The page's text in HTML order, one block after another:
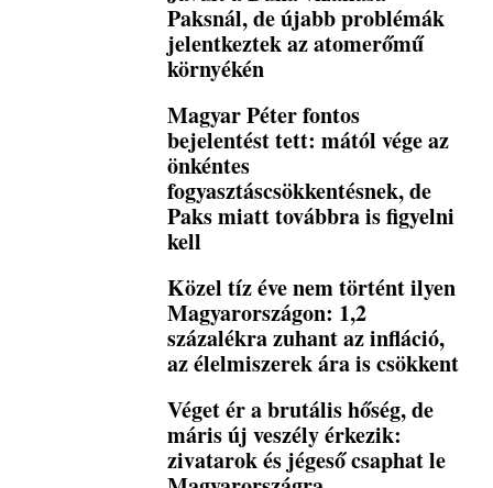
Paksnál, de újabb problémák
jelentkeztek az atomerőmű
környékén
Magyar Péter fontos
bejelentést tett: mától vége az
önkéntes
fogyasztáscsökkentésnek, de
Paks miatt továbbra is figyelni
kell
Közel tíz éve nem történt ilyen
Magyarországon: 1,2
százalékra zuhant az infláció,
az élelmiszerek ára is csökkent
Véget ér a brutális hőség, de
máris új veszély érkezik:
zivatarok és jégeső csaphat le